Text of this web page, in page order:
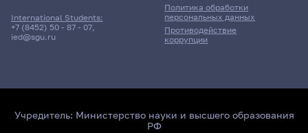
International Students:
+7 (8452) 50 - 87 - 07,
ied@sgu.ru
Политика обработки
персональных данных
Противодействие
коррупции
Учредитель: Министерство науки и высшего образования
РФ